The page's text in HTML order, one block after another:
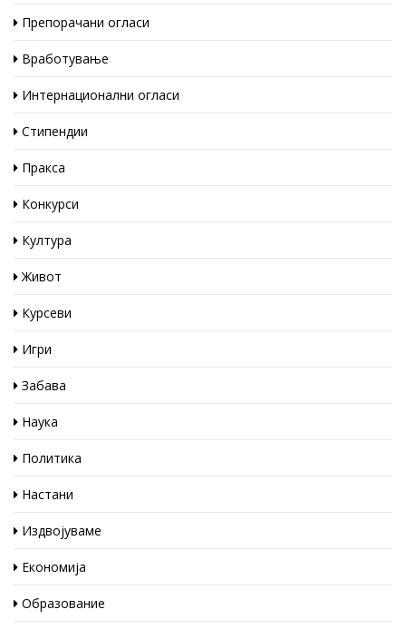
Препорачани огласи
Вработување
Интернационални огласи
Стипендии
Пракса
Конкурси
Култура
Живот
Курсеви
Игри
Забава
Наука
Политика
Настани
Издвојуваме
Економија
Образование